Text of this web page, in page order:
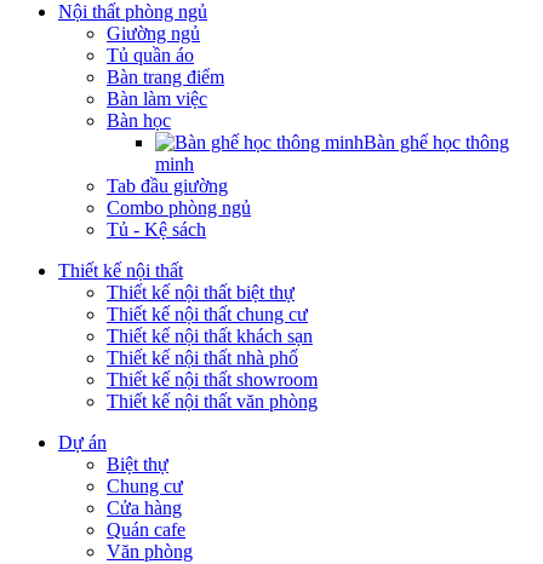
Nội thất phòng ngủ
Giường ngủ
Tủ quần áo
Bàn trang điểm
Bàn làm việc
Bàn học
Bàn ghế học thông
minh
Tab đầu giường
Combo phòng ngủ
Tủ - Kệ sách
Thiết kế nội thất
Thiết kế nội thất biệt thự
Thiết kế nội thất chung cư
Thiết kế nội thất khách sạn
Thiết kế nội thất nhà phố
Thiết kế nội thất showroom
Thiết kế nội thất văn phòng
Dự án
Biệt thự
Chung cư
Cửa hàng
Quán cafe
Văn phòng